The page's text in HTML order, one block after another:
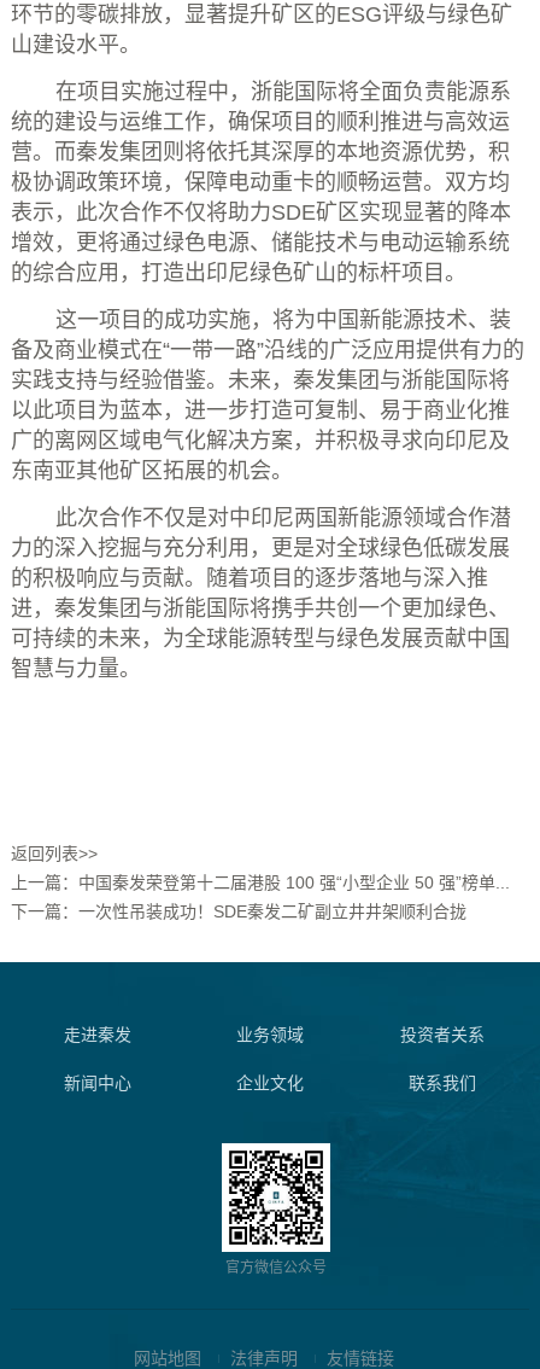
环节的零碳排放，显著提升矿区的ESG评级与绿色矿
山建设水平。
在项目实施过程中，浙能国际将全面负责能源系
统的建设与运维工作，确保项目的顺利推进与高效运
营。而秦发集团则将依托其深厚的本地资源优势，积
极协调政策环境，保障电动重卡的顺畅运营。双方均
表示，此次合作不仅将助力SDE矿区实现显著的降本
增效，更将通过绿色电源、储能技术与电动运输系统
的综合应用，打造出印尼绿色矿山的标杆项目。
这一项目的成功实施，将为中国新能源技术、装
备及商业模式在“一带一路”沿线的广泛应用提供有力的
实践支持与经验借鉴。未来，秦发集团与浙能国际将
以此项目为蓝本，进一步打造可复制、易于商业化推
广的离网区域电气化解决方案，并积极寻求向印尼及
东南亚其他矿区拓展的机会。
此次合作不仅是对中印尼两国新能源领域合作潜
力的深入挖掘与充分利用，更是对全球绿色低碳发展
的积极响应与贡献。随着项目的逐步落地与深入推
进，秦发集团与浙能国际将携手共创一个更加绿色、
可持续的未来，为全球能源转型与绿色发展贡献中国
智慧与力量。
返回列表>>
上一篇：中国秦发荣登第十二届港股 100 强“小型企业 50 强”榜单...
下一篇：一次性吊装成功！SDE秦发二矿副立井井架顺利合拢
走进秦发 业务领域 投资者关系
新闻中心 企业文化 联系我们
官方微信公众号
网站地图 法律声明 友情链接